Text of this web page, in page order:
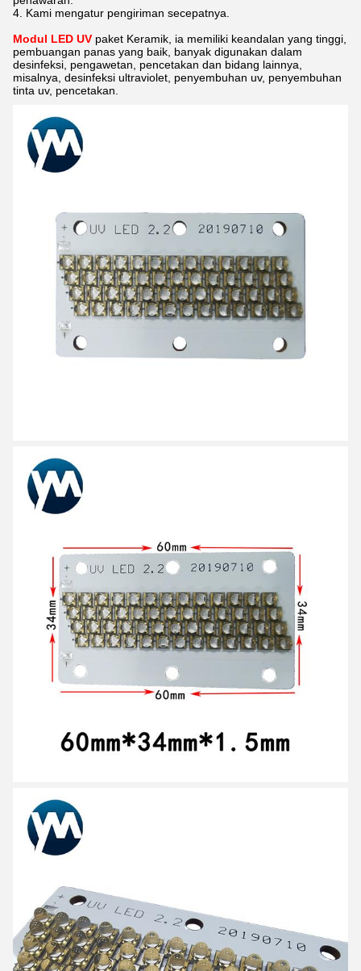
4. Kami mengatur pengiriman secepatnya.
Modul LED UV paket Keramik, ia memiliki keandalan yang tinggi,
pembuangan panas yang baik, banyak digunakan dalam
desinfeksi, pengawetan, pencetakan dan bidang lainnya,
misalnya, desinfeksi ultraviolet, penyembuhan uv, penyembuhan
tinta uv, pencetakan.